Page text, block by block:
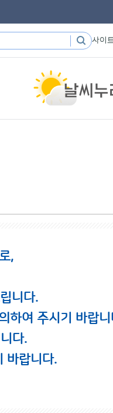
사이
,
니다.
하여 주시기 바랍니
다.
바랍니다.